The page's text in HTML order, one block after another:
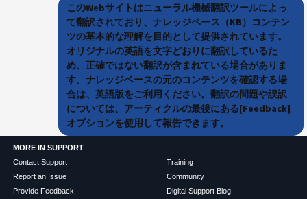
このWebサイトはニューラル機械翻訳ツールによっ
て翻訳されており、ナレッジベース（KB）コンテン
ツの基本的な理解を目的として提供されています。
オリジナルの英語を文字どおりに翻訳しているた
め、正確ではない翻訳が含まれている場合がありま
す。ナレッジベースの元のコンテンツを確認する場
合は、英語版をご利用ください。翻訳の問題や誤訳
については、アーティクルの最後にある[Feedback]
オプションを使用して報告できます。
MORE IN SUPPORT
Contact Support
Report an Issue
Provide Feedback
Training
Community
Digital Support Blog